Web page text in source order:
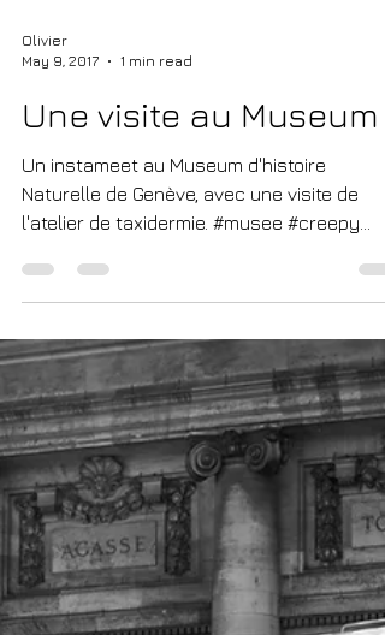
May 9, 2017
1 min read
Une visite au Museum
Un instameet au Museum d'histoire
Naturelle de Genève, avec une visite de
l'atelier de taxidermie. #musee #creepy
#geneve #Genève...